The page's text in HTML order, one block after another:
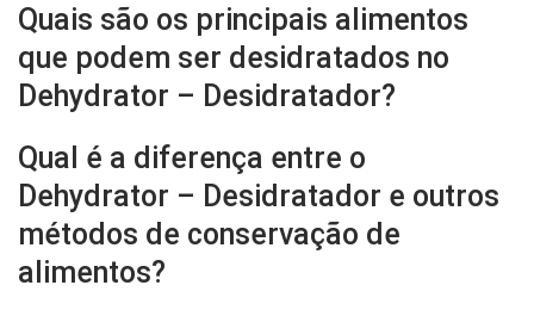
Quais são os principais alimentos
que podem ser desidratados no
Dehydrator – Desidratador?
Qual é a diferença entre o
Dehydrator – Desidratador e outros
métodos de conservação de
alimentos?